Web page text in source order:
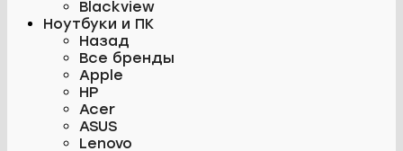
Blackview
Ноутбуки и ПК
Назад
Все бренды
Apple
HP
Acer
ASUS
Lenovo